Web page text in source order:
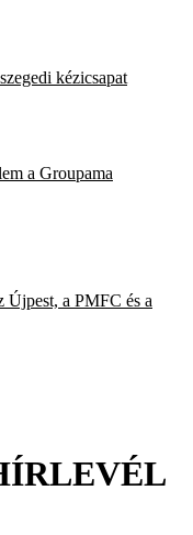
kézicsapat
a Groupama
a PMFC és a